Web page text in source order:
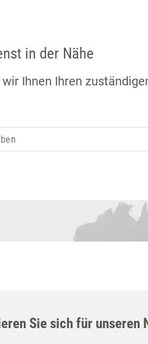
in der Nähe
Ihnen Ihren
Sie sich für unseren